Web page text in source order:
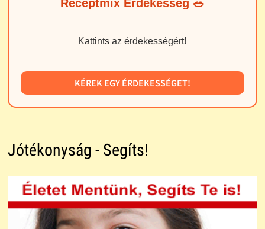
Receptmix Érdekesség 🥗
Kattints az érdekességért!
KÉREK EGY ÉRDEKESSÉGET!
Jótékonyság - Segíts!